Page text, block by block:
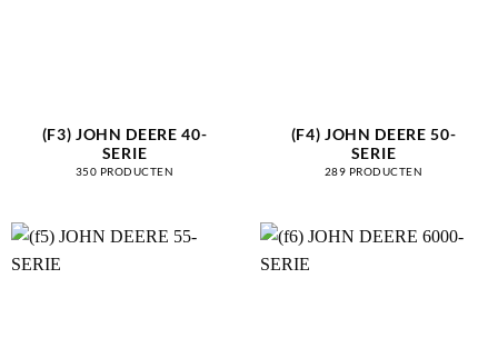
(F3) JOHN DEERE 40-
SERIE
350 PRODUCTEN
(F4) JOHN DEERE 50-
SERIE
289 PRODUCTEN